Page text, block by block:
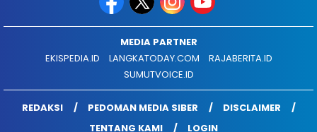
MEDIA PARTNER
EKISPEDIA.ID
LANGKATODAY.COM
RAJABERITA.ID
SUMUTVOICE.ID
REDAKSI PEDOMAN MEDIA SIBER
DISCLAIMER
TENTANG KAMI
LOGIN